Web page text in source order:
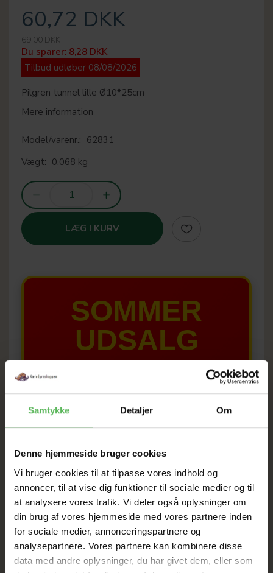
Samtykke Detaljer Om
Denne hjemmeside bruger cookies
Vi bruger cookies til at tilpasse vores indhold og
annoncer, til at vise dig funktioner til sociale medier og til
at analysere vores trafik. Vi deler også oplysninger om
din brug af vores hjemmeside med vores partnere inden
for sociale medier, annonceringspartnere og
analysepartnere. Vores partnere kan kombinere disse
data med andre oplysninger, du har givet dem, eller som
60,72 DKK
69,00 DKK
Du sparer: 8,28 DKK
Tilbud udløber 08/08/2026
Pilgren tunnel lille Ø10*25cm
Mere information
Model/varenr.: 62831
Vægt: 0,068 kg
LÆG I KURV
SOMMER
UDSALG
TIL D. 8 AUGUST
HELE WEBSHOPPEN ER
Tilbud GÆLDER IKKE
I FYSISK BUTIKKERE